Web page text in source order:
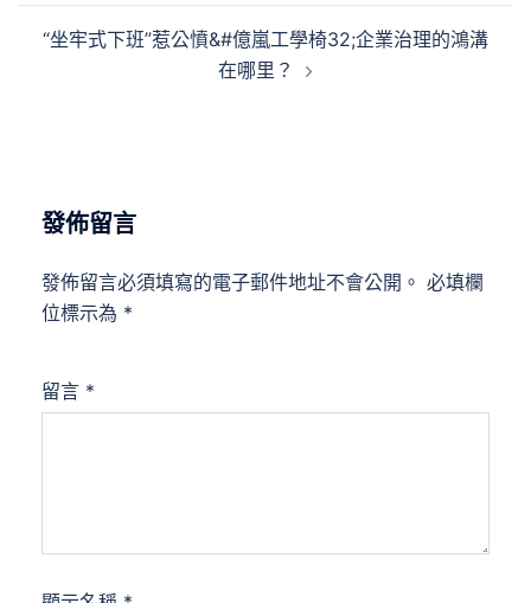
“坐牢式下班”惹公憤&#億嵐工學椅32;企業治理的鴻溝
在哪里？
發佈留言
發佈留言必須填寫的電子郵件地址不會公開。 必填欄
位標示為 *
留言 *